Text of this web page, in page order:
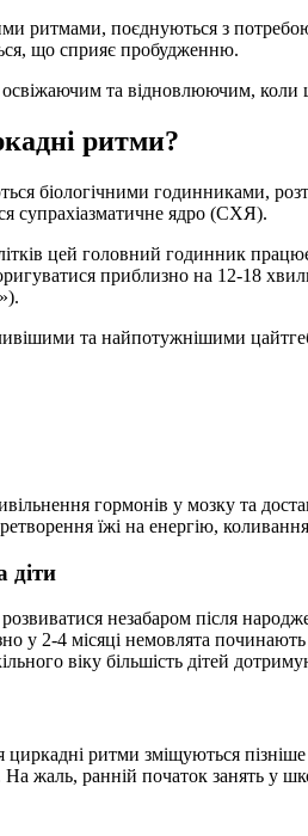
ритмами, поєднуються з
що сприяє пробудженню.
освіжаючим та відновлюючим,
ритми?
біологічними годинниками,
супрахіазматичне ядро (СХЯ).
цей головний годинник
приблизно на 12-18
та найпотужнішими
гормонів у мозку та
їжі на енергію,
діти
незабаром після
у 2-4 місяці немовлята
віку більшість дітей
циркадні ритми зміщуються
На жаль, ранній початок занять у